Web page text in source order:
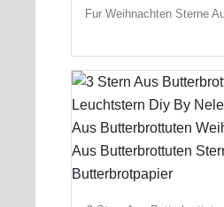
Fur Weihnachten Sterne